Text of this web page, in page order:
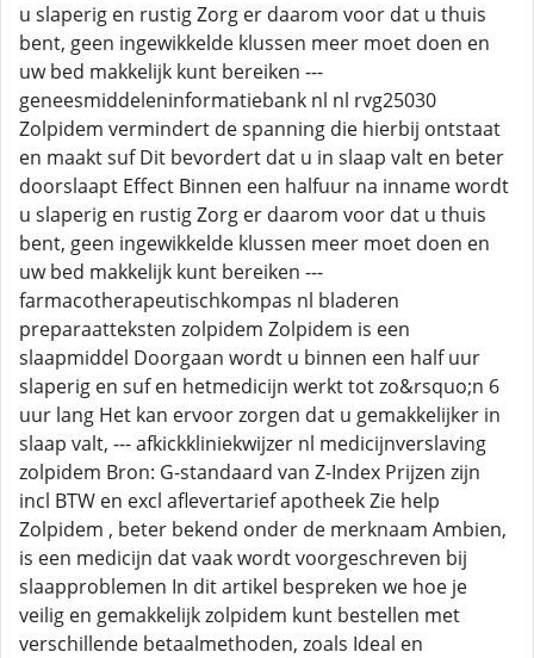
u slaperig en rustig Zorg er daarom voor dat u thuis
bent, geen ingewikkelde klussen meer moet doen en
uw bed makkelijk kunt bereiken ---
geneesmiddeleninformatiebank nl nl rvg25030
Zolpidem vermindert de spanning die hierbij ontstaat
en maakt suf Dit bevordert dat u in slaap valt en beter
doorslaapt Effect Binnen een halfuur na inname wordt
u slaperig en rustig Zorg er daarom voor dat u thuis
bent, geen ingewikkelde klussen meer moet doen en
uw bed makkelijk kunt bereiken ---
farmacotherapeutischkompas nl bladeren
preparaatteksten zolpidem Zolpidem is een
slaapmiddel Doorgaan wordt u binnen een half uur
slaperig en suf en hetmedicijn werkt tot zo&rsquo;n 6
uur lang Het kan ervoor zorgen dat u gemakkelijker in
slaap valt, --- afkickkliniekwijzer nl medicijnverslaving
zolpidem Bron: G-standaard van Z-Index Prijzen zijn
incl BTW en excl aflevertarief apotheek Zie help
Zolpidem , beter bekend onder de merknaam Ambien,
is een medicijn dat vaak wordt voorgeschreven bij
slaapproblemen In dit artikel bespreken we hoe je
veilig en gemakkelijk zolpidem kunt bestellen met
verschillende betaalmethoden, zoals Ideal en